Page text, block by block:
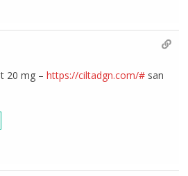
20 mg –https://ciltadgn.com/#